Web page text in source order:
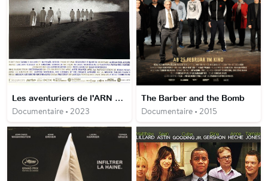
Les aventuriers de l'ARN MESSAGER
Documentaire • 2023
The Barber and the Bomb
Documentaire • 2015